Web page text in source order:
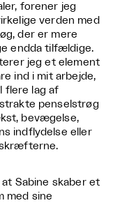
forener jeg
verden med
der er mere
endda tilfældige.
jeg et element
ind i mit arbejde,
flere lag af
penselstrøg
bevægelse,
indflydelse eller
Sabine skaber et
med sine